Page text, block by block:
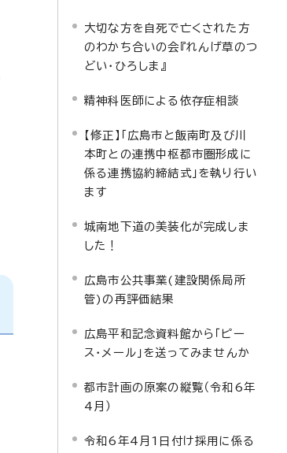
大切な方を自死で亡くされた方
のわかち合いの会『れんげ草のつ
どい・ひろしま』
精神科医師による依存症相談
【修正】「広島市と飯南町及び川
本町との連携中枢都市圏形成に
係る連携協約締結式」を執り行い
ます
城南地下道の美装化が完成しま
した！
広島市公共事業(建設関係局所
管)の再評価結果
広島平和記念資料館から「ピー
ス・メール」を送ってみませんか
都市計画の原案の縦覧（令和6年
4月）
令和6年4月1日付け採用に係る